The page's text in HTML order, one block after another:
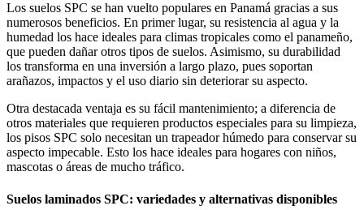
Los suelos SPC se han vuelto populares en Panamá gracias a sus
numerosos beneficios. En primer lugar, su resistencia al agua y la
humedad los hace ideales para climas tropicales como el panameño,
que pueden dañar otros tipos de suelos. Asimismo, su durabilidad
los transforma en una inversión a largo plazo, pues soportan
arañazos, impactos y el uso diario sin deteriorar su aspecto.
Otra destacada ventaja es su fácil mantenimiento; a diferencia de
otros materiales que requieren productos especiales para su limpieza,
los pisos SPC solo necesitan un trapeador húmedo para conservar su
aspecto impecable. Esto los hace ideales para hogares con niños,
mascotas o áreas de mucho tráfico.
Suelos laminados SPC: variedades y alternativas disponibles